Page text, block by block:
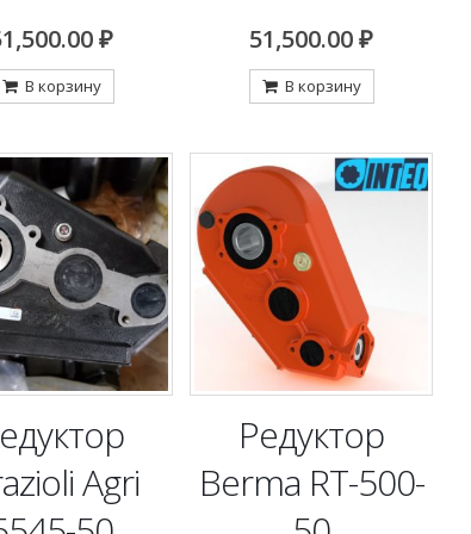
₽
В корзину
51,500.00₽
В корзину
Agri
Редуктор
Berma RT-500-